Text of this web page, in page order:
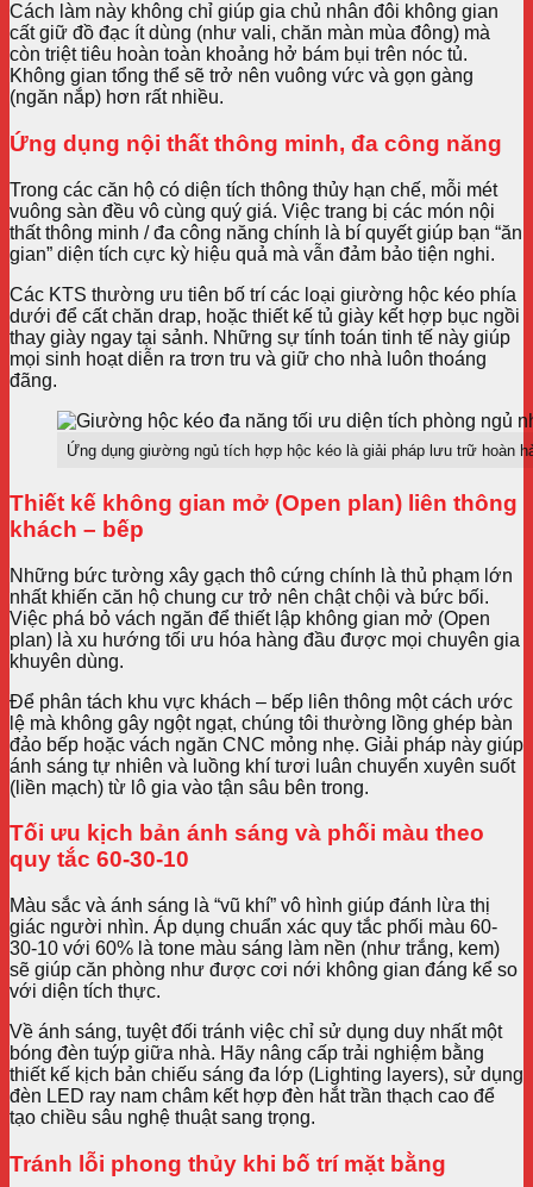
Cách làm này không chỉ giúp gia chủ nhân đôi không gian
cất giữ đồ đạc ít dùng (như vali, chăn màn mùa đông) mà
còn triệt tiêu hoàn toàn khoảng hở bám bụi trên nóc tủ.
Không gian tổng thể sẽ trở nên vuông vức và gọn gàng
(ngăn nắp) hơn rất nhiều.
Ứng dụng nội thất thông minh, đa công năng
Trong các căn hộ có diện tích thông thủy hạn chế, mỗi mét
vuông sàn đều vô cùng quý giá. Việc trang bị các món nội
thất thông minh / đa công năng chính là bí quyết giúp bạn “ăn
gian” diện tích cực kỳ hiệu quả mà vẫn đảm bảo tiện nghi.
Các KTS thường ưu tiên bố trí các loại giường hộc kéo phía
dưới để cất chăn drap, hoặc thiết kế tủ giày kết hợp bục ngồi
thay giày ngay tại sảnh. Những sự tính toán tinh tế này giúp
mọi sinh hoạt diễn ra trơn tru và giữ cho nhà luôn thoáng
đãng.
Ứng dụng giường ngủ tích hợp hộc kéo là giải pháp lưu trữ hoàn
Thiết kế không gian mở (Open plan) liên thông
khách – bếp
Những bức tường xây gạch thô cứng chính là thủ phạm lớn
nhất khiến căn hộ chung cư trở nên chật chội và bức bối.
Việc phá bỏ vách ngăn để thiết lập không gian mở (Open
plan) là xu hướng tối ưu hóa hàng đầu được mọi chuyên gia
khuyên dùng.
Để phân tách khu vực khách – bếp liên thông một cách ước
lệ mà không gây ngột ngạt, chúng tôi thường lồng ghép bàn
đảo bếp hoặc vách ngăn CNC mỏng nhẹ. Giải pháp này giúp
ánh sáng tự nhiên và luồng khí tươi luân chuyển xuyên suốt
(liền mạch) từ lô gia vào tận sâu bên trong.
Tối ưu kịch bản ánh sáng và phối màu theo
quy tắc 60-30-10
Màu sắc và ánh sáng là “vũ khí” vô hình giúp đánh lừa thị
giác người nhìn. Áp dụng chuẩn xác quy tắc phối màu 60-
30-10 với 60% là tone màu sáng làm nền (như trắng, kem)
sẽ giúp căn phòng như được cơi nới không gian đáng kể so
với diện tích thực.
Về ánh sáng, tuyệt đối tránh việc chỉ sử dụng duy nhất một
bóng đèn tuýp giữa nhà. Hãy nâng cấp trải nghiệm bằng
thiết kế kịch bản chiếu sáng đa lớp (Lighting layers), sử dụng
đèn LED ray nam châm kết hợp đèn hắt trần thạch cao để
tạo chiều sâu nghệ thuật sang trọng.
Tránh lỗi phong thủy khi bố trí mặt bằng